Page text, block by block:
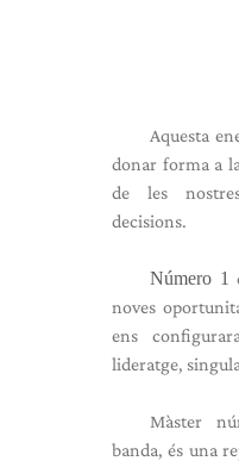
Aquesta
donar forma a
de les
decisions.
Número 1
noves
ens
lideratge,
Màster
banda, és una